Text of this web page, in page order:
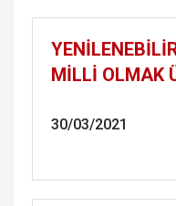
MİLLİ OLMAK
30/03/2021